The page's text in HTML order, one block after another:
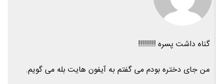
گناه داشت پسره !!!!!!!!!
من جای دختره بودم می گفتم به آیفون هایت بله می گویم.